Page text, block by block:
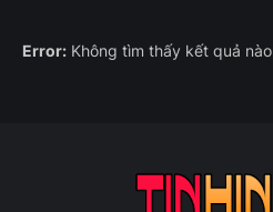
Error: Không tìm thấy kết quả nào